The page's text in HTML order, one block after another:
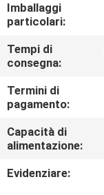
CONTATTICI
NOTIZIE
RICHIEDA
UNA
CITAZIONE
Imballaggi
particolari:
Tempi di
consegna:
Termini di
pagamento:
Capacità di
alimentazione:
Evidenziare: